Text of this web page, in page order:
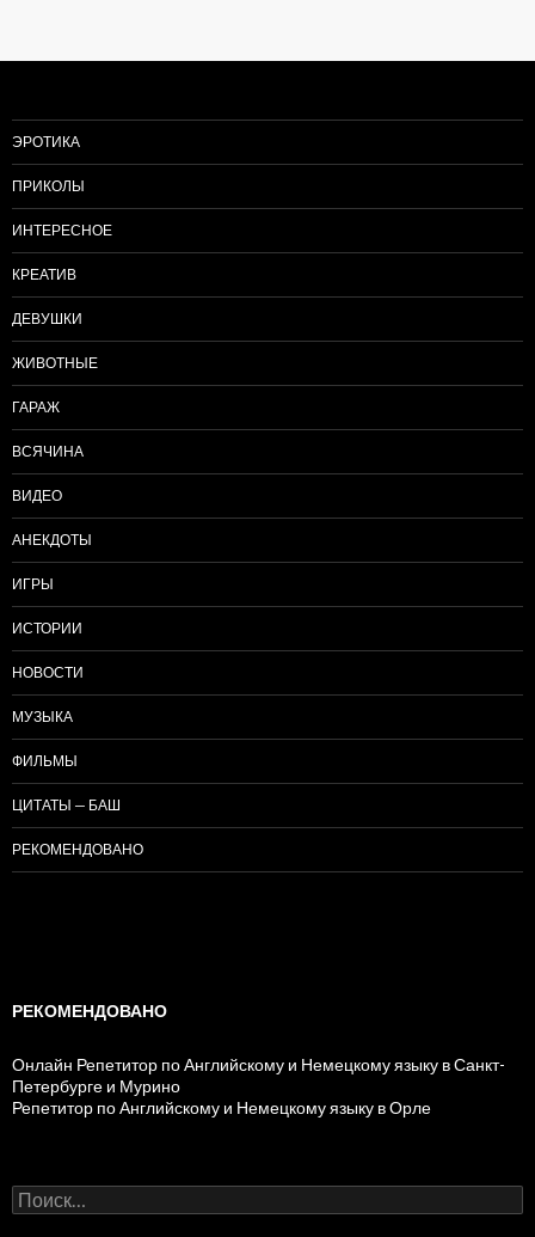
записям
ЭРОТИКА
ПРИКОЛЫ
ИНТЕРЕСНОЕ
КРЕАТИВ
ДЕВУШКИ
ЖИВОТНЫЕ
ГАРАЖ
ВСЯЧИНА
ВИДЕО
АНЕКДОТЫ
ИГРЫ
ИСТОРИИ
НОВОСТИ
МУЗЫКА
ФИЛЬМЫ
ЦИТАТЫ — БАШ
РЕКОМЕНДОВАНО
РЕКОМЕНДОВАНО
Онлайн Репетитор по Английскому и Немецкому языку в Санкт-
Петербурге и Мурино
Репетитор по Английскому и Немецкому языку в Орле
Н
а